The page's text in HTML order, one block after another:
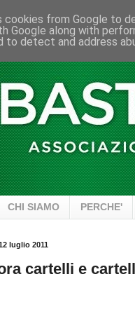
CHI SIAMO PERCHE'
luglio 2011
cartelli e
cookies from Google to
Google along with
to detect and address